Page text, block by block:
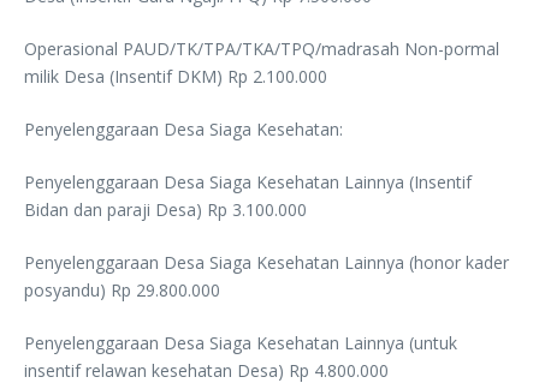
Operasional PAUD/TK/TPA/TKA/TPQ/madrasah Non-pormal
milik Desa (Insentif DKM) Rp 2.100.000
Penyelenggaraan Desa Siaga Kesehatan:
Penyelenggaraan Desa Siaga Kesehatan Lainnya (Insentif
Bidan dan paraji Desa) Rp 3.100.000
Penyelenggaraan Desa Siaga Kesehatan Lainnya (honor kader
posyandu) Rp 29.800.000
Penyelenggaraan Desa Siaga Kesehatan Lainnya (untuk
insentif relawan kesehatan Desa) Rp 4.800.000